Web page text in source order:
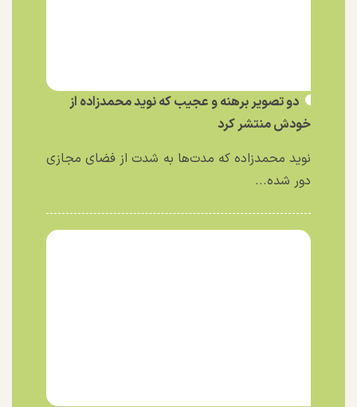
دو تصویر برهنه و عجیب که نوید محمدزاده از
خودش منتشر کرد
نوید محمدزاده که مدت‌ها به شدت از فضای مجازی
دور شده...